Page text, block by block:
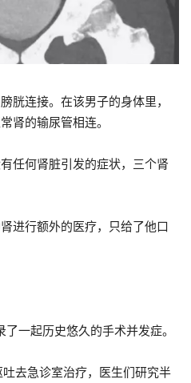
胱连接。在该男子的身体里，
肾的输尿管相连。
任何肾脏引发的症状，三个肾
进行额外的医疗，只给了他口
了一起历史悠久的手术并发症。
去急诊室治疗，医生们研究半